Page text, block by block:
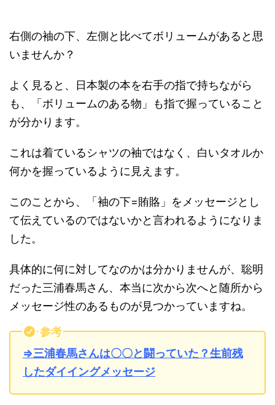
右側の袖の下、左側と比べてボリュームがあると思
いませんか？
よく見ると、日本製の本を右手の指で持ちながら
も、「ボリュームのある物」も指で握っていること
が分かります。
これは着ているシャツの袖ではなく、白いタオルか
何かを握っているように見えます。
このことから、「袖の下=賄賂」をメッセージとし
て伝えているのではないかと言われるようになりま
した。
具体的に何に対してなのかは分かりませんが、聡明
だった三浦春馬さん、本当に次から次へと随所から
メッセージ性のあるものが見つかっていますね。
参考
⇒三浦春馬さんは〇〇と闘っていた？生前残
したダイイングメッセージ